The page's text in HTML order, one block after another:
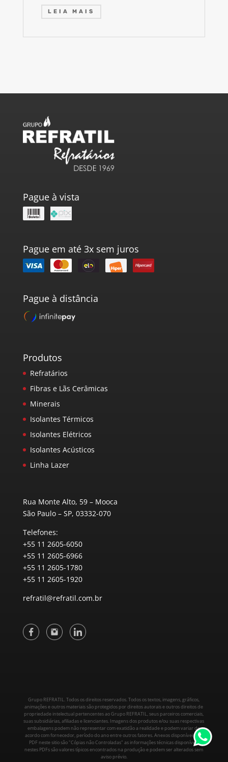
LEIA MAIS
Pague à vista
Pague em até 3x sem juros
Pague à distância
Produtos
Refratários
Fibras e Lãs Cerâmicas
Minerais
Isolantes Térmicos
Isolantes Elétricos
Isolantes Acústicos
Linha Lazer
Rua Monte Alto, 59 – Mooca
São Paulo – SP, 03332-070
Telefones:
+55 11 2605-6050
+55 11 2605-6966
+55 11 2605-1780
+55 11 2605-1920
refratil@refratil.com.br
Grupo REFRATIL. Todos os direitos reservados. Todos os textos, imagens, gráficos,
animações e outros materiais são protegidos por direitos autorais e outros direitos de
propriedade intelectual pertencentes ao Grupo REFRATIL, seus parceiros comerciais,
suas subsidiárias, afiliadas e licenciantes. Imagens dos produtos e/ou suas respectivas
embalagens podem não representar com exatidão a realidade e podem variar de
acordo com fornecedor, período do ano entre outros fatores. Anexos disponíveis em
PDF neste sitio são "Cópias não Controladas" as informações técnicas disponíveis
nestes PDFs são valores típicos encontrados na produção e podem ser alterados sem
aviso prévio.